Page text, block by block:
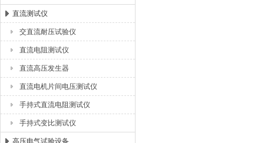
直流测试仪
交直流耐压试验仪
直流电阻测试仪
直流高压发生器
直流电机片间电压测试仪
手持式直流电阻测试仪
手持式变比测试仪
高压电气试验设备